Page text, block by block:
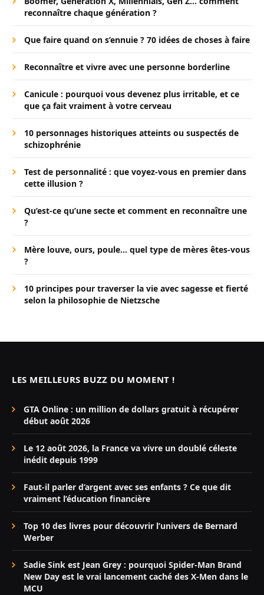
reconnaître chaque génération ?
Que faire quand on s’ennuie ? 70 idées de choses à faire
Reconnaître et vivre avec une personne borderline
Canicule : pourquoi vous devenez plus irritable, et ce
que ça fait vraiment à votre cerveau
10 personnages historiques atteints ou suspectés de
schizophrénie
Test de personnalité : que voyez-vous en premier dans
cette illusion ?
Qu’est-ce qu’une secte et comment en reconnaître une
?
Mère louve, ours, poule… quel type de mères êtes-vous
?
10 principes pour traverser la vie avec sagesse et fierté
selon la philosophie de Nietzsche
LES MEILLEURS BUZZ DU MOMENT !
GTA Online : un million de dollars gratuit à récupérer
début août 2026
Le 12 août 2026, la France va vivre un doublé céleste
inédit depuis 1999
Faut-il parler d’argent avec ses enfants ? Ce que dit
vraiment l’éducation financière
Top 10 des livres pour découvrir l’univers de Bernard
Werber
Sadie Sink est Jean Grey : pourquoi Spider-Man Brand
New Day est le vrai lancement caché des X-Men dans le
MCU